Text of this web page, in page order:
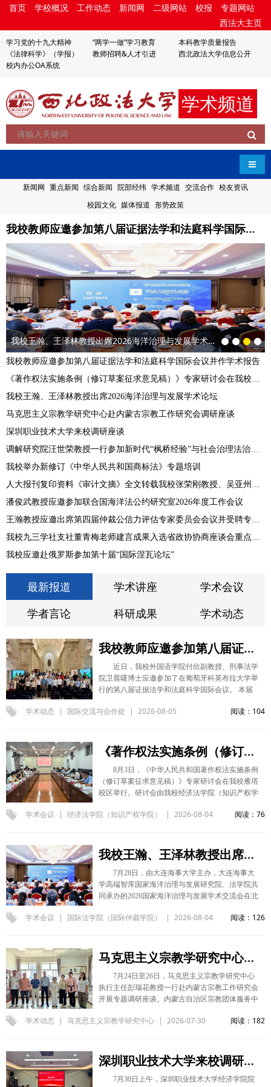
首页 学校概况 工作动态 新闻网 二级网站 校报
专题网站
西法大主页
学习党的十九大精神 “两学一做”学习教育
本科教学质量报告
《法律科学》（学报）
教师招聘&人才引进
西北政法大学信息公开
校内办公OA系统
学术频道
导航
新闻网 重点新闻 综合新闻 院部经纬 学术频道 交流合作 校友资讯
校园文化 媒体报道 形势政策
我校教师应邀参加第八届证据法学和法庭科学国际会议并作学术报告
我校王瀚、王泽林教授出席2026海洋治理与发展学术论坛
我校教师应邀参加第八届证据法学和法庭科学国际会议并作学术报告
《著作权法实施条例（修订草案征求意见稿）》专家研讨会在我校举办
我校王瀚、王泽林教授出席2026海洋治理与发展学术论坛
马克思主义宗教学研究中心赴内蒙古宗教工作研究会调研座谈
深圳职业技术大学来校调研座谈
调解研究院汪世荣教授一行参加新时代“枫桥经验”与社会治理法治体系建设学术研讨会
我校举办新修订《中华人民共和国商标法》专题培训
人大报刊复印资料《审计文摘》全文转载我校张荣刚教授、吴亚州博士论文，相关论点被《新华文摘》摘编
潘俊武教授应邀参加联合国海洋法公约研究室2026年度工作会议
王瀚教授应邀出席第四届仲裁公信力评估专家委员会会议并受聘专家委员
我校九三学社支社董青梅老师建言成果入选省政协协商座谈会重点发言
我校应邀赴俄罗斯参加第十届“国际涅瓦论坛”
最新报道 学术讲座
学术会议
学者言论
科研成果 学术动态
我校教师应邀参加第八届证据法学和法庭科学国际会议并作学术报告
近日，我校外国语学院付欣副教授、刑事法学
院卫晨曙博士应邀参加了在葡萄牙科英布拉大学举
行的第八届证据法学和法庭科学国际会议。 本届
考”为主题，由国际证据科学协会、中国政法大学
中心、科英布拉大学法律研究所共同组织，并得到
国家“2011计划”司法文明协同创新中心和国家“111
计划”证据科学创新引智基地支持。来自中国、葡
萄牙、美国、英国、波兰、瑞士、日本等国家和地
区的专家学者，围绕司法证明的理论与方法、证据
数字技术与人权保障等议题展开深入研讨。 付欣
协同创新中心优秀论文资助。会议期间，两人
在“证据规则”和“科学证据新前沿”等单元分别做了
题为“On the Construction of Review Principles and
Rules for AI-Generated Evidence in China’s Criminal
Cases” 和 “Confronting AI-Generated Evidence: A
参会代表进行了学术交流。 （供稿：国际交流与
学术动态 | 国际交流与合作处 | 2026-08-05 阅读：104
《著作权法实施条例（修订草案征求意见稿）》专家研讨会在我校举办
8月3日，《中华人民共和国著作权法实施条例
（修订草案征求意见稿）》专家研讨会在我校雁塔
校区举行。研讨会由我校经济法学院（知识产权学
产权法治研究院、西安市法学会文化产业发展法律
题展开研讨。 来自陕西省委宣传部（省版权
局）、陕西省高级人民法院、陕西省人民检察院，
西安市委宣传部（市版权局）、西安市中级人民法
院、汉中市人民检察院，以及莲湖区人民法院、灞
桥区人民检察院等单位的知识产权管理干部、法
北大学以及我校的知识产权专业教授与骨干教师依
师事务所的律师，则从版权交易与保护实务角度提
出建议。 与会专家重点围绕五个前沿议题展开讨
论，版权登记制度的优化完善；人工智能及互联网
新业态下的版权保护；“损害公共利益”条款的科学
合理设定；技术措施规避例外规则的调整；以及机
北地区数字文化产业发展实际和本地版权执法司法
完善条例提供实践参考与学理支撑。与会专家表
示，将持续关注修订进程，深化知识产权前沿问题
研究，常态化开展跨领域学术实务交流，以法学研
学术会议 | 经济法学院（知识产权学院） | 2026-08-04 阅读：76
我校王瀚、王泽林教授出席2026海洋治理与发展学术论坛
7月28日，由大连海事大学主办，大连海事大
学高端智库国家海洋治理与发展研究院、法学院共
同承办的2026国家海洋治理与发展学术交流会在北
常务副会长王洪祥出席会议并讲话，交通运输部国
部、清华大学等十余所高校及中央国家部委等嘉宾
参会。 我校国家智库研究基地涉外法治研究中心
执行主任、大连海事大学国家海洋治理与发展研究
院特聘研究员王瀚教授和中国海洋法学会副会长、
我校国际法学院（国际仲裁学院）王泽林教授应邀
系设立涉外法部门，构建完备的涉外法律规范体
工作队伍的专业化、规范化建设；完善涉外司法管
辖制度，增强涉外司法国际公信力，打造国际商事
审判和国际商事仲裁优选地；制定《涉外法律服务
学术会议 | 国际法学院（国际仲裁学院） | 2026-08-04 阅读：126
马克思主义宗教学研究中心赴内蒙古宗教工作研究会调研座谈
7月24日至26日，马克思主义宗教学研究中心
执行主任彭瑞花教授一行赴内蒙古宗教工作研究会
开展专题调研座谈。内蒙古自治区宗教团体服务中
教工作研究会副会长吴狄参加座谈，内蒙古宗教工
行的到访表示热烈欢迎，并介绍了内蒙古宗教工作
研究会的发展历程、业务范畴，以及近年来围绕内
蒙古自治区宗教工作开展的研究成果与实践探索。
学术动态 | 马克思主义宗教学研究中心 | 2026-07-30 阅读：182
深圳职业技术大学来校调研座谈
7月30日上午，深圳职业技术大学经济学院院